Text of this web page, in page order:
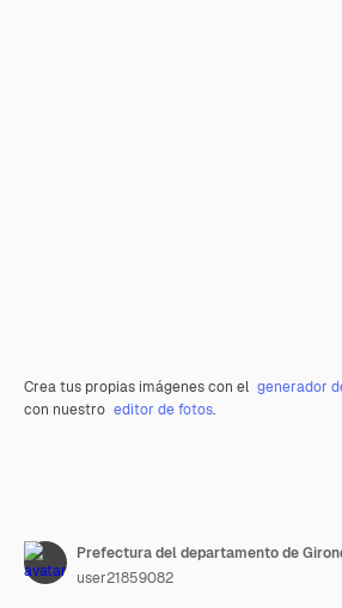
Crea tus propias imágenes con el generador
con nuestro editor de fotos.
Prefectura del departamento de
user21859082